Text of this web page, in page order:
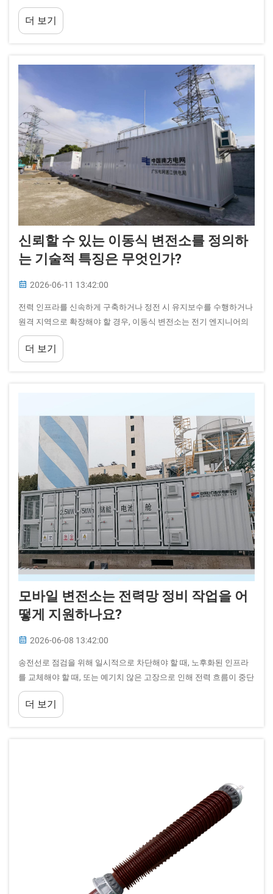
닛 자체 내부에 어떤 장비를 설치할 것인지입니다. 프리패브릭 캐빈
은 표준으로 자리 잡았습니다...
더 보기
신뢰할 수 있는 이동식 변전소를 정의하
는 기술적 특징은 무엇인가?
2026-06-11 13:42:00
전력 인프라를 신속하게 구축하거나 정전 시 유지보수를 수행하거나
원격 지역으로 확장해야 할 경우, 이동식 변전소는 전기 엔지니어의
도구함에서 전략적으로 가장 가치 있는 자산 중 하나가 된다. 고정형
설치 방식과 달리...
더 보기
모바일 변전소는 전력망 정비 작업을 어
떻게 지원하나요?
2026-06-08 13:42:00
송전선로 점검을 위해 일시적으로 차단해야 할 때, 노후화된 인프라
를 교체해야 할 때, 또는 예기치 않은 고장으로 인해 전력 흐름이 중단
될 때, 전력망 운영자는 지속적인 전력 공급을 유지하는 방법이라는
중대한 과제에 직면합니다...
더 보기